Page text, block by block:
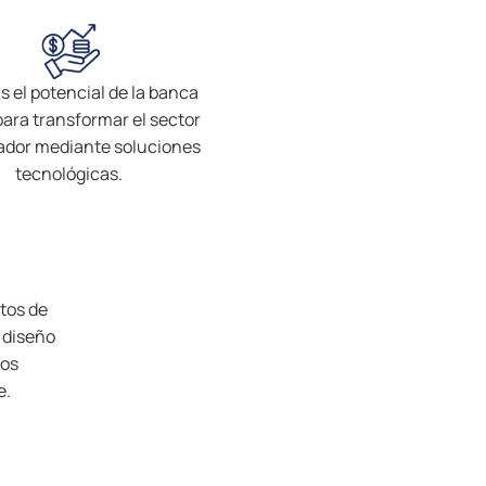
el potencial de la banca
transformar el sector
mediante soluciones
tecnológicas.
de